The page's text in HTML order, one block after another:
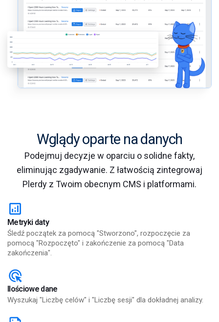
Wglądy oparte na danych
Podejmuj decyzje w oparciu o solidne fakty,
eliminując zgadywanie. Z łatwością zintegrowaj
Plerdy z Twoim obecnym CMS i platformami.
Metryki daty
Śledź początek za pomocą "Stworzono", rozpoczęcie za
pomocą "Rozpoczęto" i zakończenie za pomocą "Data
zakończenia".
Ilościowe dane
Wyszukaj "Liczbę celów" i "Liczbę sesji" dla dokładnej analizy.